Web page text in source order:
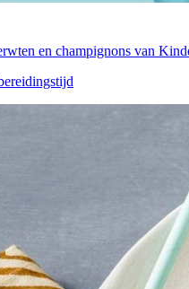
en champignons van